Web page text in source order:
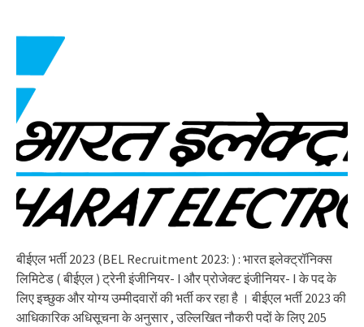
बीईएल भर्ती 2023 (BEL Recruitment 2023: ) : भारत इलेक्ट्रॉनिक्स
लिमिटेड ( बीईएल ) ट्रेनी इंजीनियर- I और प्रोजेक्ट इंजीनियर- I के पद के
लिए इच्छुक और योग्य उम्मीदवारों की भर्ती कर रहा है । बीईएल भर्ती 2023 की
आधिकारिक अधिसूचना के अनुसार , उल्लिखित नौकरी पदों के लिए 205